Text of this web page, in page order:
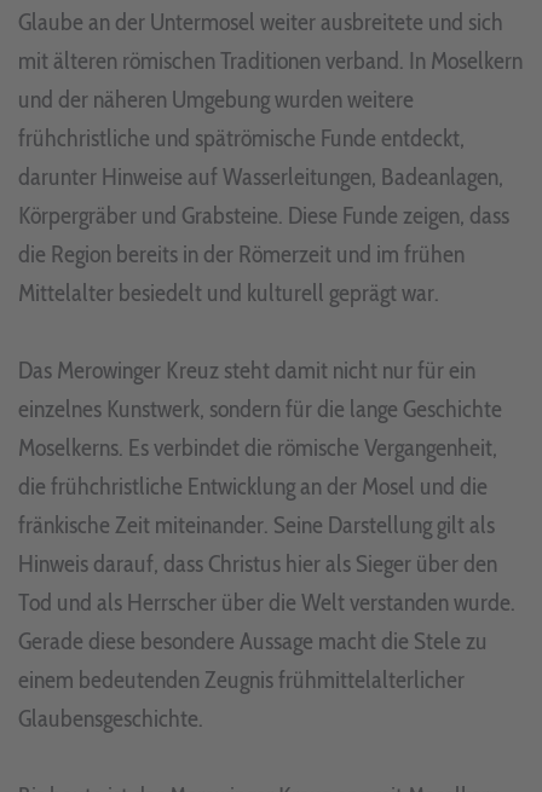
Glaube an der Untermosel weiter ausbreitete und sich
mit älteren römischen Traditionen verband. In Moselkern
und der näheren Umgebung wurden weitere
frühchristliche und spätrömische Funde entdeckt,
darunter Hinweise auf Wasserleitungen, Badeanlagen,
Körpergräber und Grabsteine. Diese Funde zeigen, dass
die Region bereits in der Römerzeit und im frühen
Mittelalter besiedelt und kulturell geprägt war.
Das Merowinger Kreuz steht damit nicht nur für ein
einzelnes Kunstwerk, sondern für die lange Geschichte
Moselkerns. Es verbindet die römische Vergangenheit,
die frühchristliche Entwicklung an der Mosel und die
fränkische Zeit miteinander. Seine Darstellung gilt als
Hinweis darauf, dass Christus hier als Sieger über den
Tod und als Herrscher über die Welt verstanden wurde.
Gerade diese besondere Aussage macht die Stele zu
einem bedeutenden Zeugnis frühmittelalterlicher
Glaubensgeschichte.